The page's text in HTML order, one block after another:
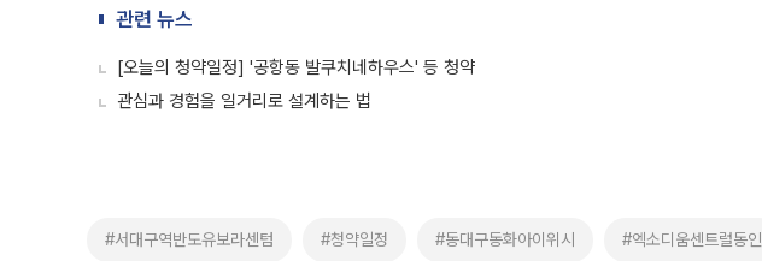
관련 뉴스
[오늘의 청약일정] '공항동 발쿠치네하우스' 등 청약
관심과 경험을 일거리로 설계하는 법
#서대구역반도유보라센텀 #청약일정 #동대구동화아이위시 #엑소디움센트럴동인